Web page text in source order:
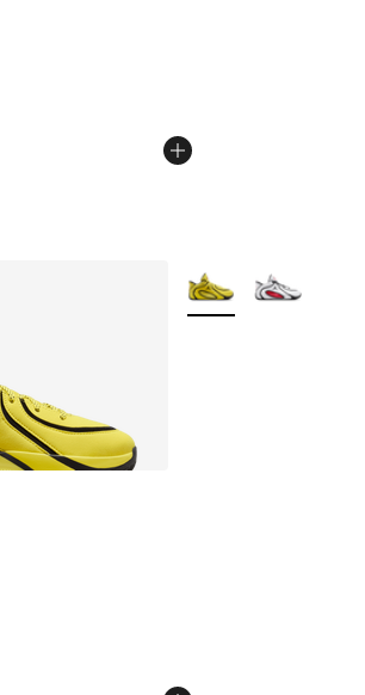
solde. Le prix est passé de $170.00 à
Plus de couleurs